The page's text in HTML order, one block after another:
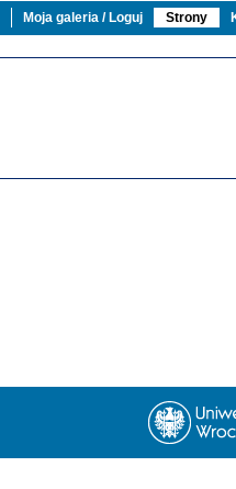
Moja galeria / Loguj Strony